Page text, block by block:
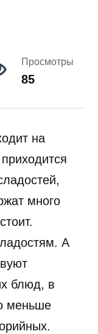
Просмотры
85
на
много
А
блюд, в
меньше